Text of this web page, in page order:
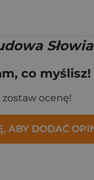
co myślisz!
ocenę!
ABY DODAĆ